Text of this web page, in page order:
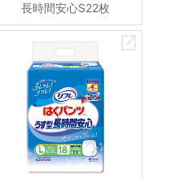
長時間安心S22枚